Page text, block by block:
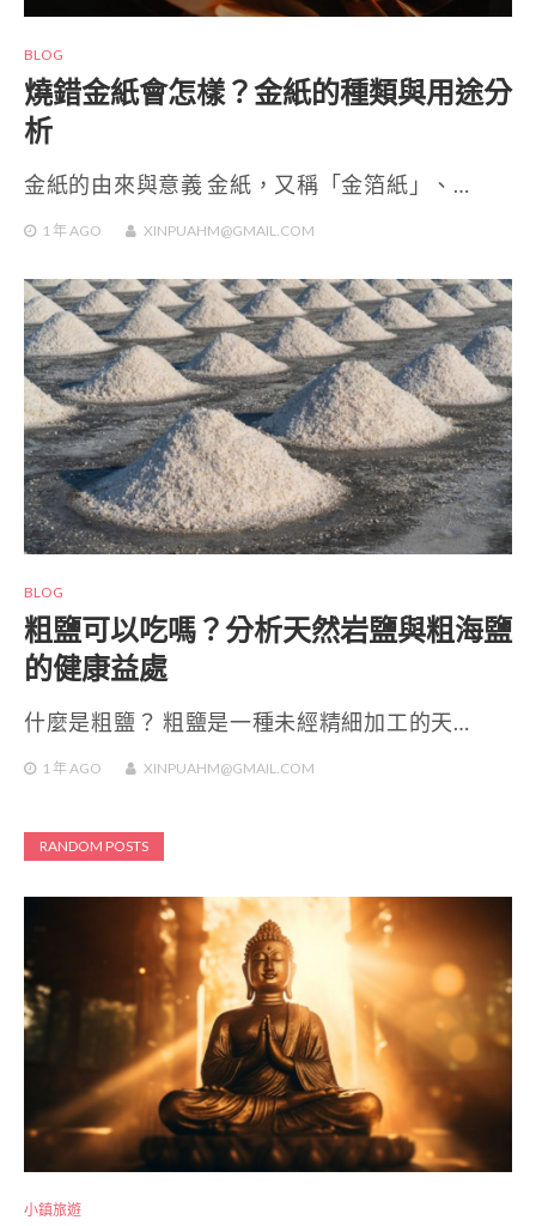
BLOG
燒錯金紙會怎樣？金紙的種類與用途分
析
金紙的由來與意義 金紙，又稱「金箔紙」、…
1 年 AGO XINPUAHM@GMAIL.COM
BLOG
粗鹽可以吃嗎？分析天然岩鹽與粗海鹽
的健康益處
什麼是粗鹽？ 粗鹽是一種未經精細加工的天…
1 年 AGO XINPUAHM@GMAIL.COM
RANDOM POSTS
小鎮旅遊